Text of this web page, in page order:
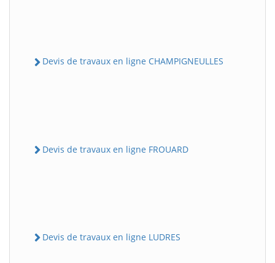
Devis de travaux en ligne CHAMPIGNEULLES
Devis de travaux en ligne FROUARD
Devis de travaux en ligne LUDRES